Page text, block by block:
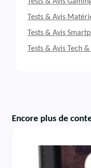
Tests & Avis
Tests & Avis
Tests & Avis
Tests & Avis Tech
Encore plus de